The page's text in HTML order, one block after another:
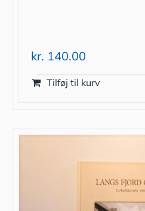
kr. 140.00
Tilføj til kurv